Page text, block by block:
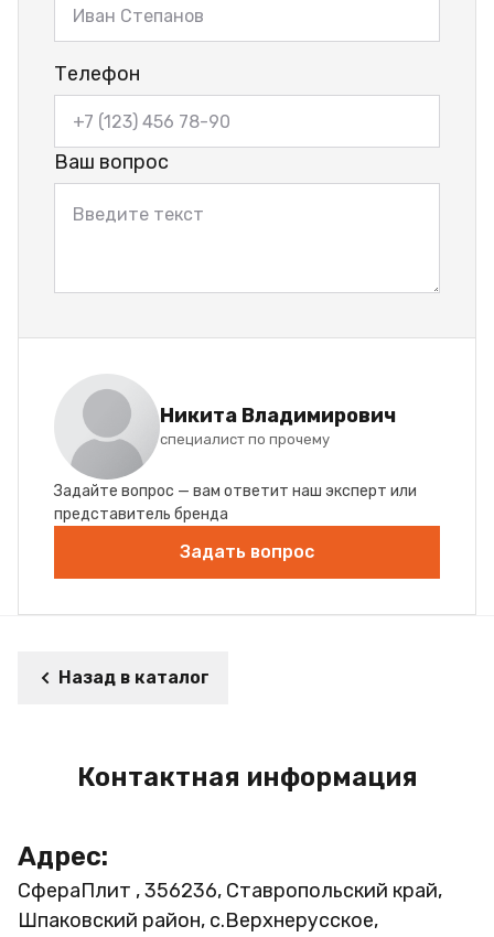
Телефон
Ваш вопрос
Никита Владимирович
специалист по прочему
Задайте вопрос — вам ответит наш эксперт или
представитель бренда
Задать вопрос
Назад в каталог
Контактная информация
Адрес:
СфераПлит , 356236, Ставропольский край,
Шпаковский район, с.Верхнерусское,